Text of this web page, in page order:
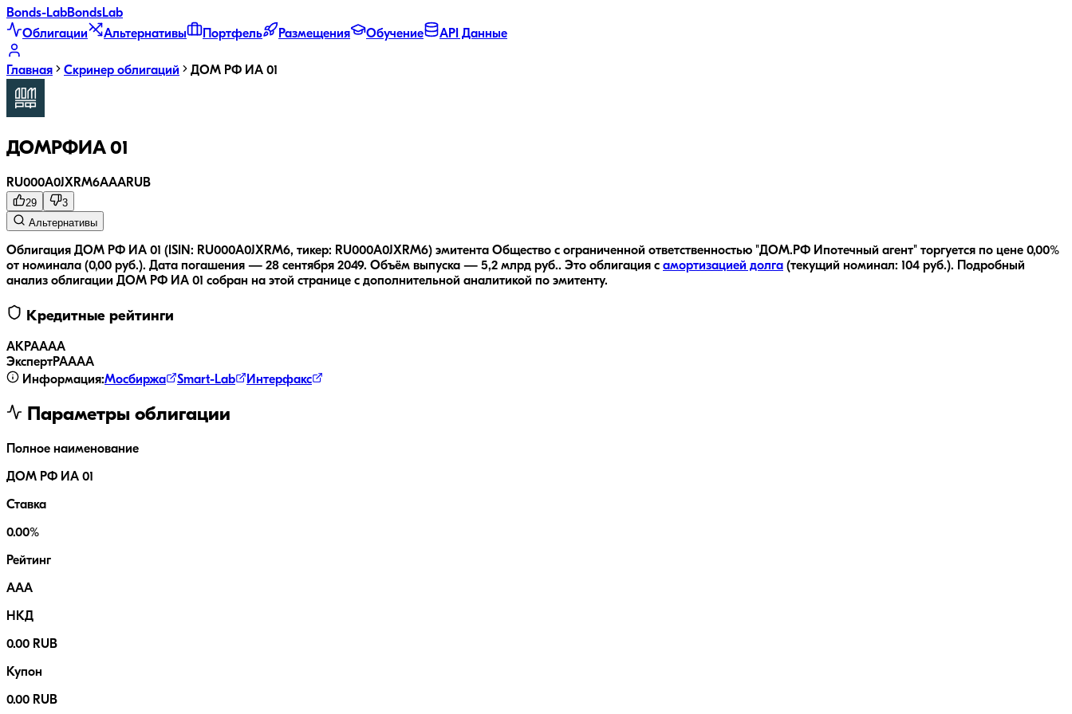
Bonds-LabBondsLab
Облигации
Альтернативы Портфель Размещения Обучение API Данные
Главная Скринер облигаций ДОМ РФ ИА 01
ДОМРФИА 01
RU000A0JXRM6AAARUB
29
3
Альтернативы
Облигация ДОМ РФ ИА 01 (ISIN: RU000A0JXRM6, тикер: RU000A0JXRM6) эмитента Общество с ограниченной ответственностью "ДОМ.РФ Ипотечный агент" торгуется по цене 0,00%
от номинала (0,00 руб.). Дата погашения — 28 сентября 2049. Объём выпуска — 5,2 млрд руб.. Это облигация с амортизацией долга (текущий номинал: 104 руб.).
Подробный
анализ облигации ДОМ РФ ИА 01 собран на этой странице с дополнительной аналитикой по эмитенту.
Кредитные рейтинги
АКРАAAA
ЭкспертРАAAA
Информация:Мосбиржа Smart-Lab Интерфакс
Параметры облигации
Полное наименование
ДОМ РФ ИА 01
Ставка
0.00%
Рейтинг
AAA
НКД
0.00 RUB
Купон
0.00 RUB